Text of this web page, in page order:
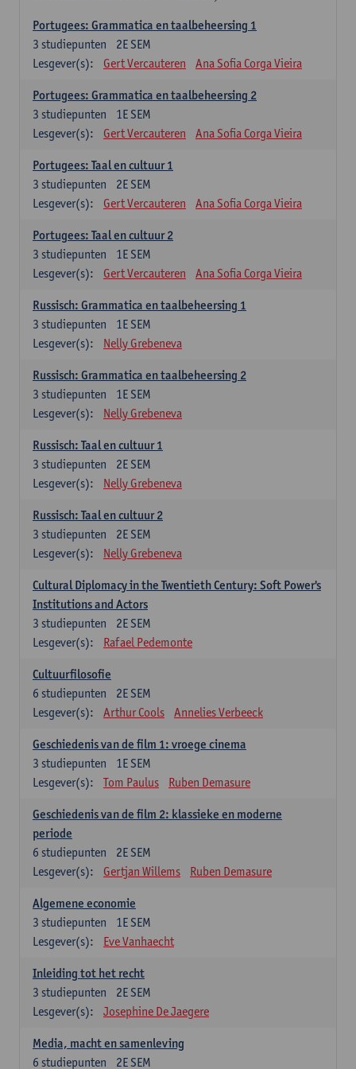
Portugees: Grammatica en taalbeheersing 1
2E SEM
3 studiepunten
Lesgever(s):
Gert Vercauteren Ana Sofia Corga Vieira
Portugees: Grammatica en taalbeheersing 2
1E SEM
3 studiepunten
Lesgever(s):
Gert Vercauteren Ana Sofia Corga Vieira
Portugees: Taal en cultuur 1
2E SEM
3 studiepunten
Lesgever(s):
Gert Vercauteren Ana Sofia Corga Vieira
Portugees: Taal en cultuur 2
1E SEM
3 studiepunten
Lesgever(s):
Gert Vercauteren Ana Sofia Corga Vieira
Russisch: Grammatica en taalbeheersing 1
1E SEM
3 studiepunten
Lesgever(s):
Nelly Grebeneva
Russisch: Grammatica en taalbeheersing 2
1E SEM
3 studiepunten
Lesgever(s):
Nelly Grebeneva
Russisch: Taal en cultuur 1
2E SEM
3 studiepunten
Lesgever(s):
Nelly Grebeneva
Russisch: Taal en cultuur 2
2E SEM
3 studiepunten
Lesgever(s):
Nelly Grebeneva
Cultural Diplomacy in the Twentieth Century: Soft Power's
Institutions and Actors
2E SEM
3 studiepunten
Lesgever(s):
Rafael Pedemonte
Cultuurfilosofie
2E SEM
6 studiepunten
Lesgever(s):
Arthur Cools Annelies Verbeeck
Geschiedenis van de film 1: vroege cinema
1E SEM
3 studiepunten
Lesgever(s):
Tom Paulus Ruben Demasure
Geschiedenis van de film 2: klassieke en moderne
periode
2E SEM
6 studiepunten
Lesgever(s):
Gertjan Willems Ruben Demasure
Algemene economie
1E SEM
3 studiepunten
Lesgever(s):
Eve Vanhaecht
Inleiding tot het recht
2E SEM
3 studiepunten
Lesgever(s):
Josephine De Jaegere
Media, macht en samenleving
2E SEM
6 studiepunten